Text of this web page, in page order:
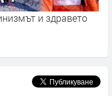
и здравето